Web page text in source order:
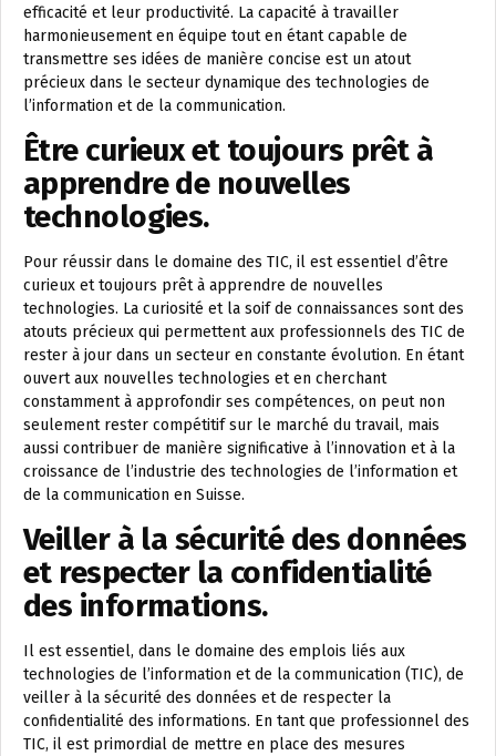
efficacité et leur productivité. La capacité à travailler
harmonieusement en équipe tout en étant capable de
transmettre ses idées de manière concise est un atout
précieux dans le secteur dynamique des technologies de
l’information et de la communication.
Être curieux et toujours prêt à
apprendre de nouvelles
technologies.
Pour réussir dans le domaine des TIC, il est essentiel d’être
curieux et toujours prêt à apprendre de nouvelles
technologies. La curiosité et la soif de connaissances sont des
atouts précieux qui permettent aux professionnels des TIC de
rester à jour dans un secteur en constante évolution. En étant
ouvert aux nouvelles technologies et en cherchant
constamment à approfondir ses compétences, on peut non
seulement rester compétitif sur le marché du travail, mais
aussi contribuer de manière significative à l’innovation et à la
croissance de l’industrie des technologies de l’information et
de la communication en Suisse.
Veiller à la sécurité des données
et respecter la confidentialité
des informations.
Il est essentiel, dans le domaine des emplois liés aux
technologies de l’information et de la communication (TIC), de
veiller à la sécurité des données et de respecter la
confidentialité des informations. En tant que professionnel des
TIC, il est primordial de mettre en place des mesures